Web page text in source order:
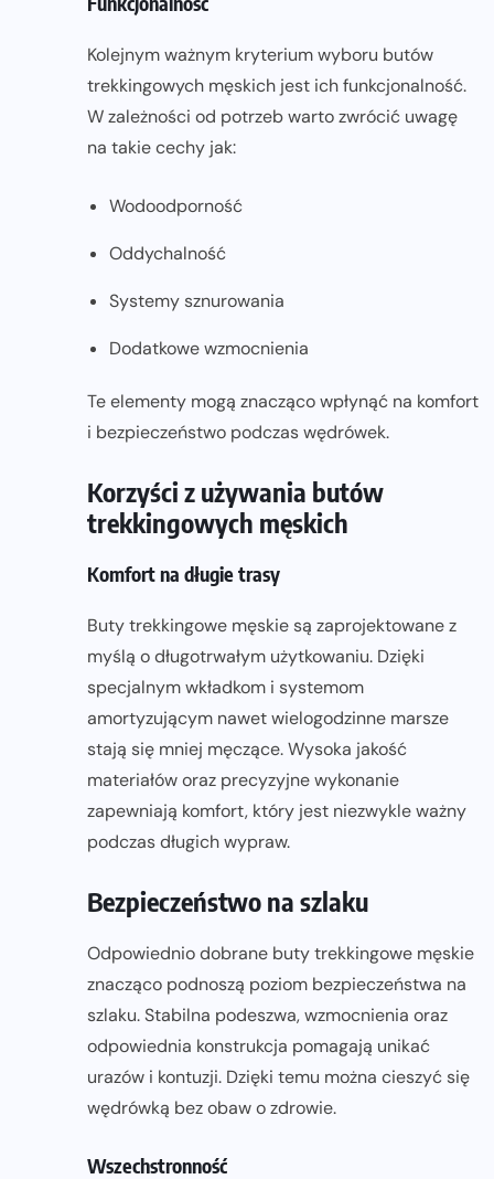
Kolejnym ważnym kryterium wyboru butów
trekkingowych męskich jest ich funkcjonalność.
W zależności od potrzeb warto zwrócić uwagę
na takie cechy jak:
Wodoodporność
Oddychalność
Systemy sznurowania
Dodatkowe wzmocnienia
Te elementy mogą znacząco wpłynąć na komfort
i bezpieczeństwo podczas wędrówek.
Korzyści z używania butów
trekkingowych męskich
Komfort na długie trasy
Buty trekkingowe męskie są zaprojektowane z
myślą o długotrwałym użytkowaniu. Dzięki
specjalnym wkładkom i systemom
amortyzującym nawet wielogodzinne marsze
stają się mniej męczące. Wysoka jakość
materiałów oraz precyzyjne wykonanie
zapewniają komfort, który jest niezwykle ważny
podczas długich wypraw.
Bezpieczeństwo na szlaku
Odpowiednio dobrane buty trekkingowe męskie
znacząco podnoszą poziom bezpieczeństwa na
szlaku. Stabilna podeszwa, wzmocnienia oraz
odpowiednia konstrukcja pomagają unikać
urazów i kontuzji. Dzięki temu można cieszyć się
wędrówką bez obaw o zdrowie.
Wszechstronność